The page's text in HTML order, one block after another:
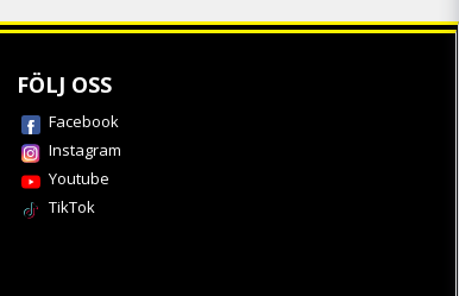
FÖLJ OSS
Facebook
Instagram
Youtube
TikTok